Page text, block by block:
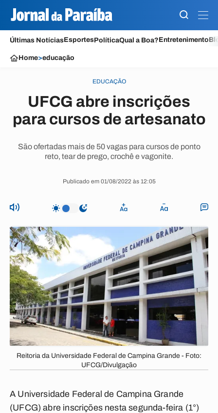
Últimas NotíciasEsportesPolíticaQual a Boa?Entretenimento
Home>educação
EDUCAÇÃO
UFCG abre inscrições
para cursos de artesanato
São ofertadas mais de 50 vagas para cursos de ponto
reto, tear de prego, crochê e vagonite.
Publicado em 01/08/2022 às 12:05
Reitoria da Universidade Federal de Campina Grande - Foto:
UFCG/Divulgação
A Universidade Federal de Campina Grande
(UFCG) abre inscrições nesta segunda-feira (1°)